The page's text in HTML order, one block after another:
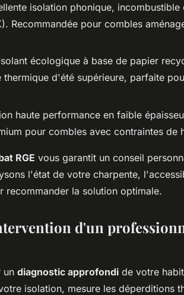
isolation phonique, incombustible
Recommandée pour combles
écologique à base de papier
thermique d'été supérieure, parfaite
haute performance en faible
pour combles avec contraintes de
RGE vous garantit un conseil
l'état de votre charpente,
recommander la solution optimale.
d'un
un diagnostic approfondi de votre
isolation, mesure les déperditions